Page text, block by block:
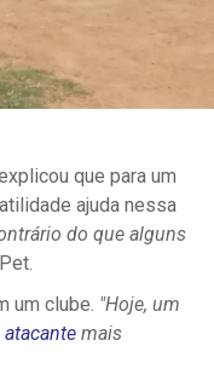
que para um
ajuda nessa
do que alguns
um clube. "Hoje, um
atacante mais